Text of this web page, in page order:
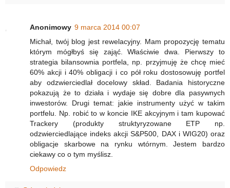
Anonimowy 9 marca 2014 00:07
Michał, twój blog jest rewelacyjny. Mam propozycję tematu
którym mógłbyś się zająć. Właściwie dwa. Pierwszy to
strategia bilansownia portfela, np. przyjmuję że chcę mieć
60% akcji i 40% obligacji i co pół roku dostosowuję portfel
aby odzwierciedlał docelowy skład. Badania historyczne
pokazują że to działa i wydaje się dobre dla pasywnych
inwestorów. Drugi temat: jakie instrumenty użyć w takim
portfelu. Np. robić to w koncie IKE akcyjnym i tam kupować
Trackery (produkty struktyryzowane ETP np.
odzwierciedlające indeks akcji S&P500, DAX i WIG20) oraz
obligacje skarbowe na rynku wtórnym. Jestem bardzo
ciekawy co o tym myślisz.
Odpowiedz